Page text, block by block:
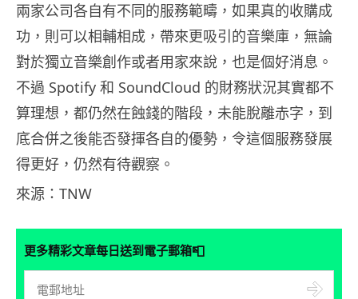
兩家公司各自有不同的服務範疇，如果真的收購成
功，則可以相輔相成，帶來更吸引的音樂庫，無論
對於獨立音樂創作或者用家來說，也是個好消息。
不過 Spotify 和 SoundCloud 的財務狀況其實都不
算理想，都仍然在蝕錢的階段，未能脫離赤字，到
底合併之後能否發揮各自的優勢，令這個服務發展
得更好，仍然有待觀察。
來源：TNW
更多精彩文章每日送到電子郵箱📮